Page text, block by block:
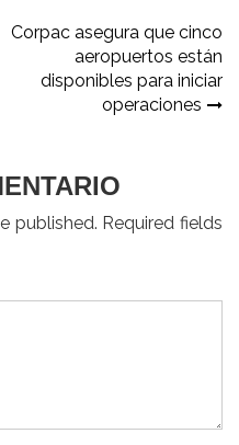
Corpac asegura que cinco
aeropuertos están
disponibles para iniciar
operaciones
published. Required fields